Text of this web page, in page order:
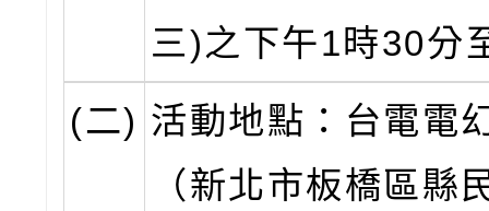
三)之下午1時30分
(二) 活動地點：台電電
（新北市板橋區縣